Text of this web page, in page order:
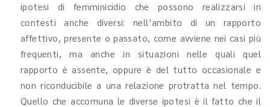
ipotesi di femminicidio che possono realizzarsi in
contesti anche diversi: nell’ambito di un rapporto
affettivo, presente o passato, come avviene nei casi più
frequenti, ma anche in situazioni nelle quali quel
rapporto è assente, oppure è del tutto occasionale e
non riconducibile a una relazione protratta nel tempo.
Quello che accomuna le diverse ipotesi è il fatto che il